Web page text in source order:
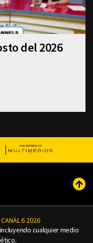
del 2026
6 2026
cualquier medio